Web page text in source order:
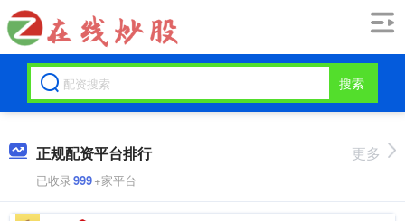
搜索
正规配资平台排行
已收录999+家平台
更多